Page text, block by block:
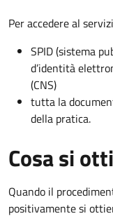
Per accedere al
SPID (sistema
d’identità
(CNS)
tutta la
della pratica.
Cosa si
Quando il
positivamente si